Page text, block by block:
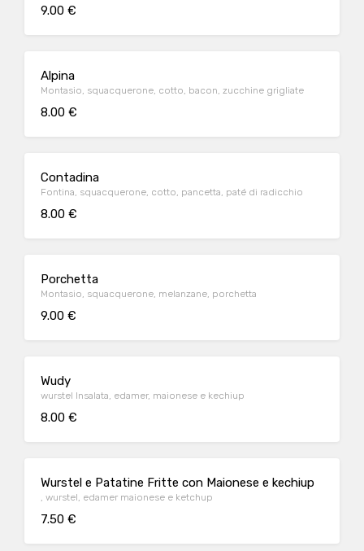
9.00 €
Alpina
Montasio, squacquerone, cotto, bacon, zucchine grigliate
8.00 €
Contadina
Fontina, squacquerone, cotto, pancetta, paté di radicchio
8.00 €
Porchetta
Montasio, squacquerone, melanzane, porchetta
9.00 €
Wudy
wurstel Insalata, edamer, maionese e kechiup
8.00 €
Wurstel e Patatine Fritte con Maionese e kechiup
, wurstel, edamer maionese e ketchup
7.50 €